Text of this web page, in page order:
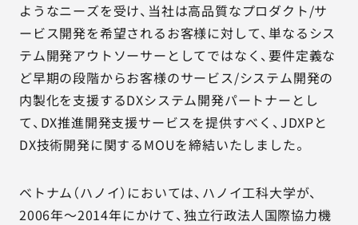
ようなニーズを受け、当社は高品質なプロダクト/サ
ービス開発を希望されるお客様に対して、単なるシス
テム開発アウトソーサーとしてではなく、要件定義な
ど早期の段階からお客様のサービス/システム開発の
内製化を支援するDXシステム開発パートナーとし
て、DX推進開発支援サービスを提供すべく、JDXPと
DX技術開発に関するMOUを締結いたしました。
ベトナム（ハノイ）においては、ハノイ工科大学が、
2006年～2014年にかけて、独立行政法人国際協力機